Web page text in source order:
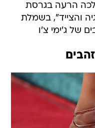
כמלכה הרעה בגרסת
והצייד", בשמלת
של ג'ימי צ'ו